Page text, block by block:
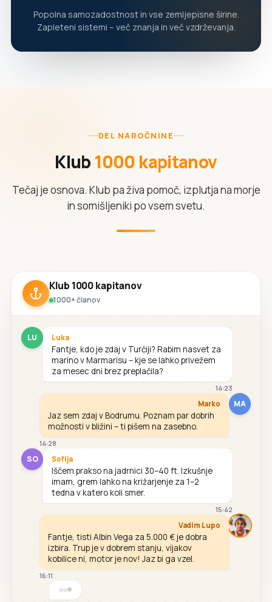
Popolna samozadostnost in vse zemljepisne širine.
Zapleteni sistemi – več znanja in več vzdrževanja.
DEL NAROČNINE
Klub 1000 kapitanov
Tečaj je osnova. Klub pa živa pomoč, izplutja na morje
in somišljeniki po vsem svetu.
Klub 1000 kapitanov
1000+ članov
LU Luka
Fantje, kdo je zdaj v Turčiji? Rabim nasvet za
marino v Marmarisu – kje se lahko privežem
za mesec dni brez preplačila?
14:23
MA
Marko
Jaz sem zdaj v Bodrumu. Poznam par dobrih
možnosti v bližini – ti pišem na zasebno.
14:28
SO Sofija
Iščem prakso na jadrnici 30–40 ft. Izkušnje
imam, grem lahko na križarjenje za 1–2
tedna v katero koli smer.
15:42
Vadim Lupo
Fantje, tisti Albin Vega za 5.000 € je dobra
izbira. Trup je v dobrem stanju, vijakov
kobilice ni, motor je nov! Jaz bi ga vzel.
16:11